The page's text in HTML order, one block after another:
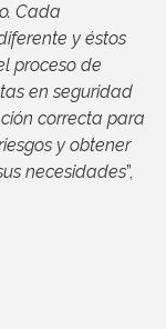
Cada
y éstos
proceso de
en seguridad
correcta para
y obtener
necesidades”,